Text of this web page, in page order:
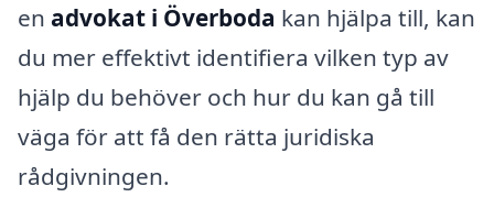
en advokat i Överboda kan hjälpa till, kan
du mer effektivt identifiera vilken typ av
hjälp du behöver och hur du kan gå till
väga för att få den rätta juridiska
rådgivningen.